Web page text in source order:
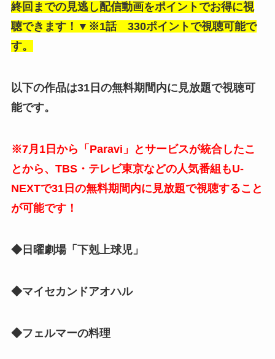
終回までの見逃し配信動画をポイントでお得に視
聴できます！▼※1話 330ポイントで視聴可能で
す。
以下の作品は31日の無料期間内に見放題で視聴可
能です。
※7月1日から「Paravi」とサービスが統合したこ
とから、TBS・テレビ東京などの人気番組もU-
NEXTで31日の無料期間内に見放題で視聴すること
が可能です！
◆日曜劇場「下剋上球児」
◆マイセカンドアオハル
◆フェルマーの料理